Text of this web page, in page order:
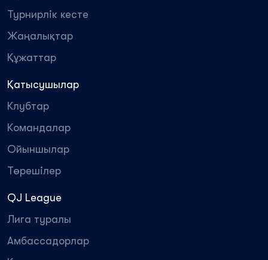
Турнирлік кесте
Жаңалықтар
Құжаттар
Қатысушылар
Клубтар
Командалар
Ойыншылар
Төрешілер
QJ League
Лига туралы
Амбассадорлар